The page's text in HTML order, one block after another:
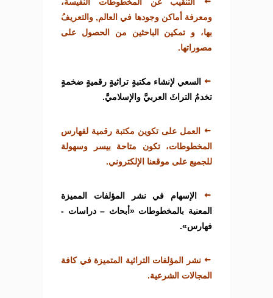
ومعرفة أماكن وجودها في العالم, والتعريفُ
بها، و تمكين الباحثين من الحصول على
مصوراتها.
السعي لإنشاء مكتبةٍ تراثيةٍ رقميةٍ ضخمةٍ
تخدمُ التراثَ العربيَّ والإسلاميَّ.
العمل على تكوين مكتبة رقمية لفهارس
المخطوطات، تكون متاحة بيسر وسهولة
للجميع على موقعنا الإلكتروني.
الإسهام في نشر المؤلفات المميزة
المعنية بالمخطوطات «أبحاث – دراسات -
فهارس».
نشر المؤلفات التراثية المتميزة في كافة
المجالات الشرعية.